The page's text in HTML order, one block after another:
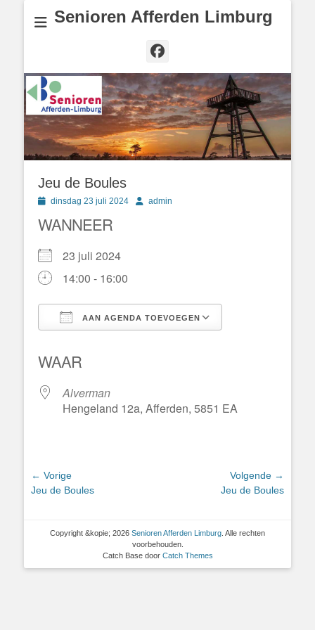
Senioren Afferden Limburg
Facebook
Jeu de Boules
Geplaatst
dinsdag 23 juli 2024 Authoradmin
WANNEER
23 juli 2024
14:00 - 16:00
AAN AGENDA TOEVOEGEN
WAAR
Alverman
Hengeland 12a, Afferden, 5851 EA
Bericht
navigatie
← Vorige
Vorig
Jeu de Boules
Volgende →
Jeu de Boules
Copyright &kopie; 2026 Senioren Afferden Limburg . Alle rechten
voorbehouden.
Catch Base door Catch Themes